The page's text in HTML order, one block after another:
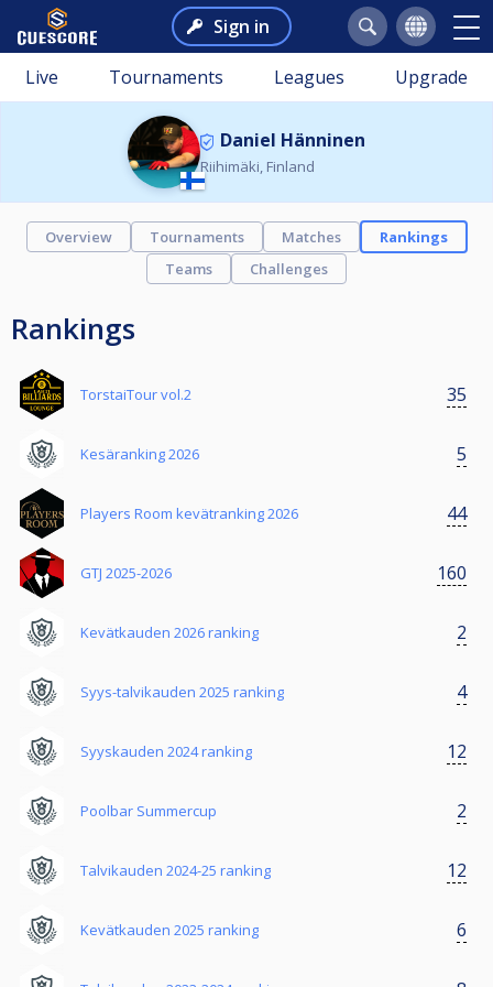
Sign in
Live Tournaments Leagues Upgrade
Daniel Hänninen
Riihimäki, Finland
Overview Tournaments Matches
Rankings
Teams
Challenges
Rankings
TorstaiTour vol.2 35
Kesäranking 2026 5
Players Room kevätranking 2026 44
GTJ 2025-2026 160
Kevätkauden 2026 ranking 2
Syys-talvikauden 2025 ranking 4
Syyskauden 2024 ranking 12
Poolbar Summercup 2
Talvikauden 2024-25 ranking 12
Kevätkauden 2025 ranking 6